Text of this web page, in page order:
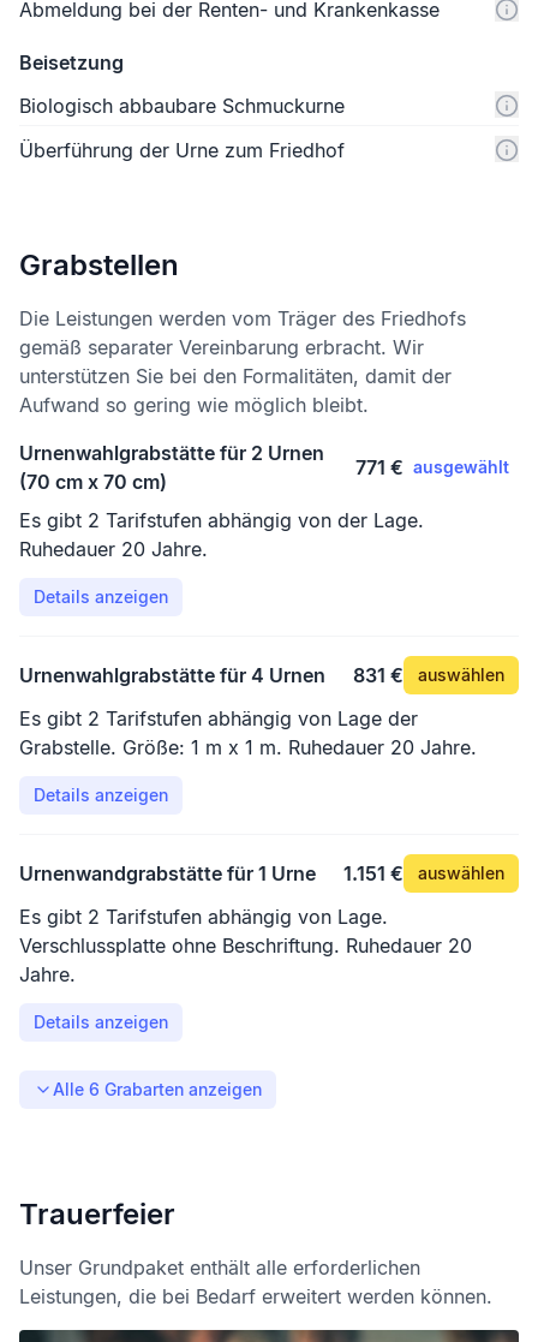
Abmeldung bei der Renten- und Krankenkasse
Beisetzung
Biologisch abbaubare Schmuckurne
Überführung der Urne zum Friedhof
Grabstellen
Die Leistungen werden vom Träger des Friedhofs
gemäß separater Vereinbarung erbracht. Wir
unterstützen Sie bei den Formalitäten, damit der
Aufwand so gering wie möglich bleibt.
Urnenwahlgrabstätte für 2 Urnen
(70 cm x 70 cm)
771 € ausgewählt
Es gibt 2 Tarifstufen abhängig von der Lage.
Ruhedauer 20 Jahre.
Details anzeigen
Urnenwahlgrabstätte für 4 Urnen 831 € auswählen
Es gibt 2 Tarifstufen abhängig von Lage der
Grabstelle. Größe: 1 m x 1 m. Ruhedauer 20 Jahre.
Details anzeigen
Urnenwandgrabstätte für 1 Urne 1.151 € auswählen
Es gibt 2 Tarifstufen abhängig von Lage.
Verschlussplatte ohne Beschriftung. Ruhedauer 20
Jahre.
Details anzeigen
Alle 6 Grabarten anzeigen
Trauerfeier
Unser Grundpaket enthält alle erforderlichen
Leistungen, die bei Bedarf erweitert werden können.